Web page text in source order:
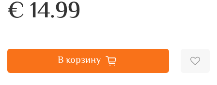
€ 14.99
В корзину